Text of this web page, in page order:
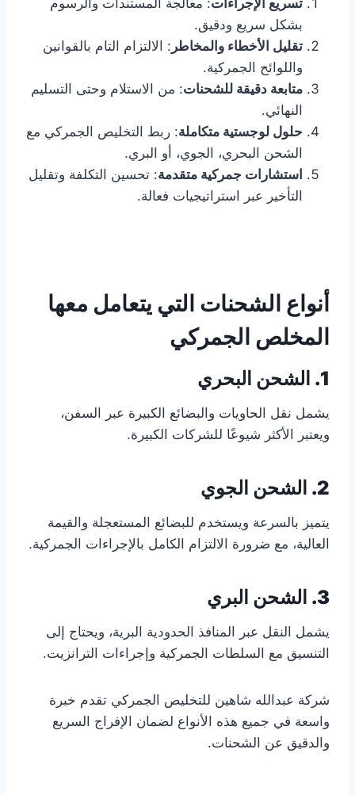
تسريع الإجراءات: معالجة المستندات والرسوم
بشكل سريع ودقيق.
تقليل الأخطاء والمخاطر : الالتزام التام بالقوانين
واللوائح الجمركية.
متابعة دقيقة للشحنات: من الاستلام وحتى التسليم
النهائي.
حلول لوجستية متكاملة: ربط التخليص الجمركي مع
الشحن البحري، الجوي، أو البري.
استشارات جمركية متقدمة: تحسين التكلفة وتقليل
التأخير عبر استراتيجيات فعالة.
أنواع الشحنات التي يتعامل معها
المخلص الجمركي
1. الشحن البحري
يشمل نقل الحاويات والبضائع الكبيرة عبر السفن،
ويعتبر الأكثر شيوعًا للشركات الكبيرة.
2. الشحن الجوي
يتميز بالسرعة ويستخدم للبضائع المستعجلة والقيمة
العالية، مع ضرورة الالتزام الكامل بالإجراءات الجمركية.
3. الشحن البري
يشمل النقل عبر المنافذ الحدودية البرية، ويحتاج إلى
التنسيق مع السلطات الجمركية وإجراءات الترانزيت.
شركة عبدالله شاهين للتخليص الجمركي تقدم خبرة
واسعة في جميع هذه الأنواع لضمان الإفراج السريع
والدقيق عن الشحنات.